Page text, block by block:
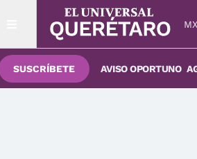
SUSCRÍBETE AVISO OPORTUNO